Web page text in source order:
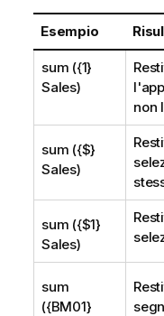
Esempio
sum ({1}
Sales)
non
sum ({$}
Sales)
sum ({$1}
Sales)
sum
({BM01}